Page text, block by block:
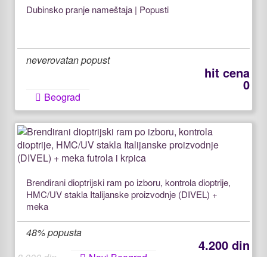
Dubinsko pranje nameštaja | Popusti
neverovatan popust
hit cena
0
Beograd
Brendirani dioptrijski ram po izboru, kontrola dioptrije,
HMC/UV stakla Italijanske proizvodnje (DIVEL) +
meka
48% popusta
4.200 din